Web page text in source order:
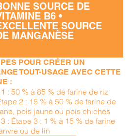
SOURCE DE
B6 •
SOURCE
MANGANÈSE
POUR CRÉER UN
TOUT-USAGE AVEC CETTE
:
: 50 % à 85 % de farine de riz
2 : 15 % à 50 % de farine de
pois jaune ou pois chiches
: Étape 3 : 1 % à 15 % de farine
ou de lin